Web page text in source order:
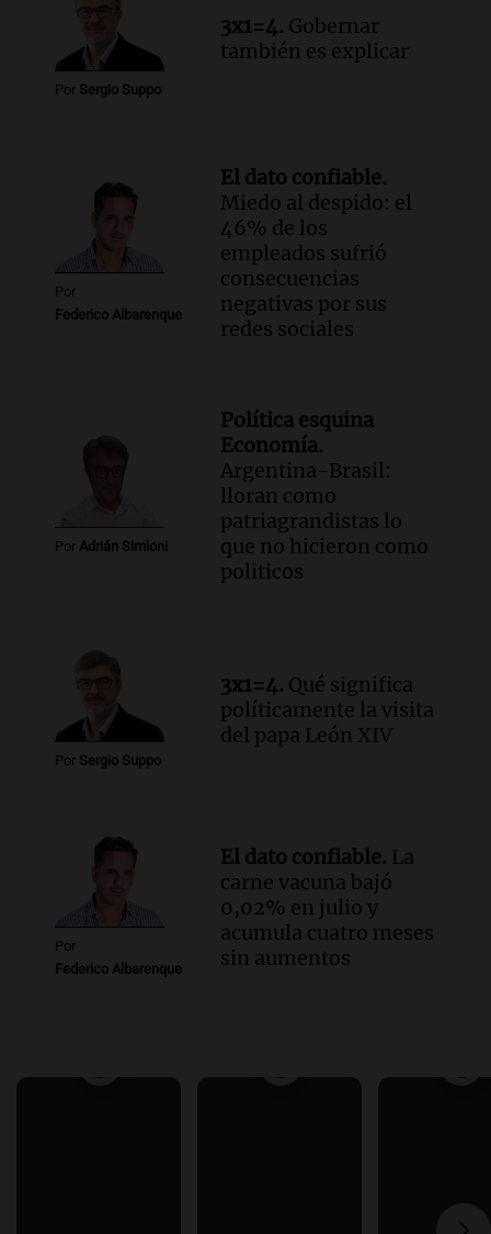
Episodios
Por Sergio Suppo
3x1=4. Gobernar
también es explicar
Por
Federico Albarenque
El dato confiable.
Miedo al despido: el
46% de los
empleados sufrió
consecuencias
negativas por sus
redes sociales
Por Adrián Simioni
Política esquina
Economía.
Argentina-Brasil:
lloran como
patriagrandistas lo
que no hicieron como
politicos
Por Sergio Suppo
3x1=4. Qué significa
políticamente la visita
del papa León XIV
Por
Federico Albarenque
El dato confiable. La
carne vacuna bajó
0,02% en julio y
acumula cuatro meses
sin aumentos